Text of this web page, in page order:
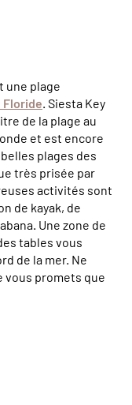
une plage
Floride. Siesta Key
de la plage au
et est encore
plages des
très prisée par
activités sont
de kayak, de
Une zone de
tables vous
de la mer. Ne
vous promets que